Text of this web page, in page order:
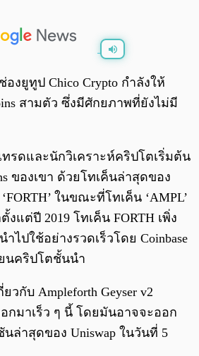
0:00 / 0:00
องยูทูป Chico Crypto กำลังให้
สามตัว ซึ่งมีศักยภาพที่ยังไม่มี
รดและนักวิเคราะห์คริปโตเริ่มต้น
ของเขา ด้วยโทเค็นล่าสุดของ
ในขณะที่โทเค็น ‘AMPL’
งแต่ปี 2019 โทเค็น FORTH เพิ่ง
ไปใช้อย่างรวดเร็วโดย Coinbase
นคริปโตชั้นนำ
วกับ Ampleforth Geyser v2
อกมาเร็ว ๆ นี้ โดยมันอาจจะออก
นล่าสุดของ Uniswap ในวันที่ 5